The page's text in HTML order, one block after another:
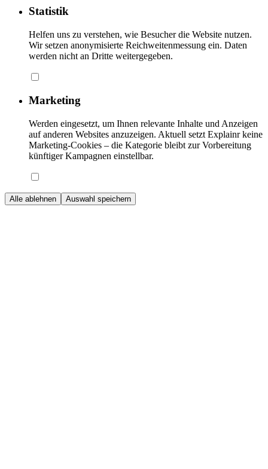
Statistik
Helfen uns zu verstehen, wie Besucher die Website nutzen.
Wir setzen anonymisierte Reichweitenmessung ein. Daten
werden nicht an Dritte weitergegeben.
Marketing
Werden eingesetzt, um Ihnen relevante Inhalte und Anzeigen
auf anderen Websites anzuzeigen. Aktuell setzt Explainr keine
Marketing-Cookies – die Kategorie bleibt zur Vorbereitung
künftiger Kampagnen einstellbar.
Alle ablehnen Auswahl speichern